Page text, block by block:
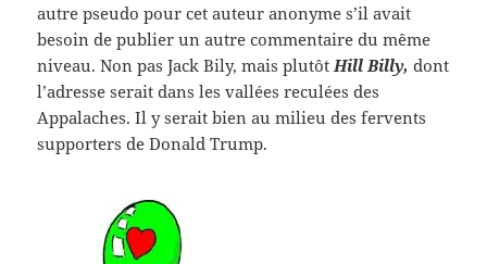
autre pseudo pour cet auteur anonyme s’il avait
besoin de publier un autre commentaire du même
niveau. Non pas Jack Bily, mais plutôtHill Billy, dont
l’adresse serait dans les vallées reculées des
Appalaches. Il y serait bien au milieu des fervents
supporters de Donald Trump.